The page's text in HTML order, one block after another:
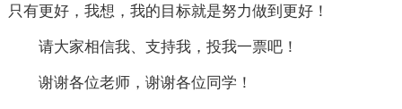
只有更好，我想，我的目标就是努力做到更好！
请大家相信我、支持我，投我一票吧！
谢谢各位老师，谢谢各位同学！